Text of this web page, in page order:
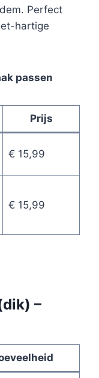
Perfect
hartige
passen
Prijs
€ 15,99
€ 15,99
–